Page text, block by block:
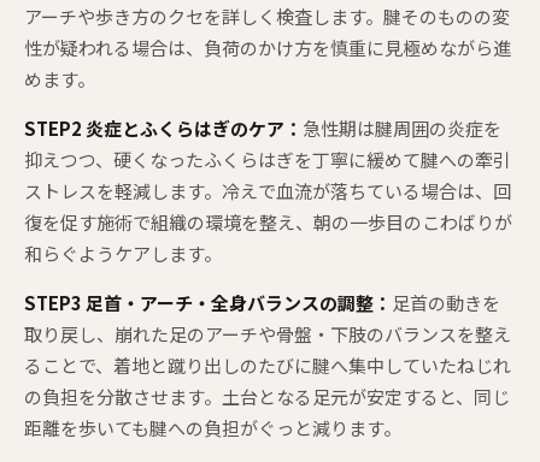
アーチや歩き方のクセを詳しく検査します。腱そのものの変
性が疑われる場合は、負荷のかけ方を慎重に見極めながら進
めます。
STEP2 炎症とふくらはぎのケア： 急性期は腱周囲の炎症を
抑えつつ、硬くなったふくらはぎを丁寧に緩めて腱への牽引
ストレスを軽減します。冷えで血流が落ちている場合は、回
復を促す施術で組織の環境を整え、朝の一歩目のこわばりが
和らぐようケアします。
STEP3 足首・アーチ・全身バランスの調整： 足首の動きを
取り戻し、崩れた足のアーチや骨盤・下肢のバランスを整え
ることで、着地と蹴り出しのたびに腱へ集中していたねじれ
の負担を分散させます。土台となる足元が安定すると、同じ
距離を歩いても腱への負担がぐっと減ります。